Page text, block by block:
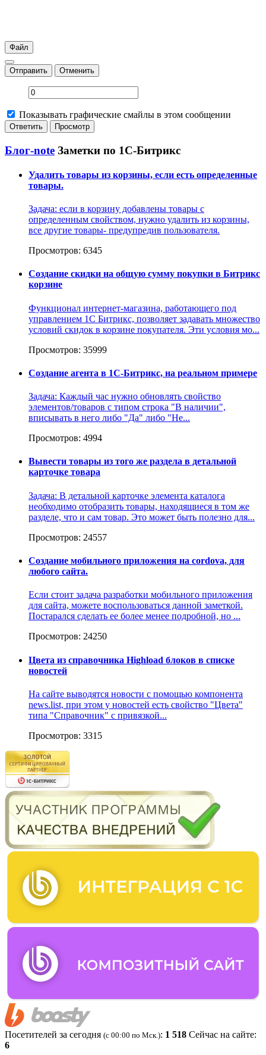
Файл
Отправить Отменить
Показывать графические смайлы в этом сообщении
Блог-note Заметки по 1С-Битрикс
Удалить товары из корзины, если есть определенные
товары.
Задача: если в корзину добавлены товары с
определенным свойством, нужно удалить из корзины,
все другие товары- предупредив пользователя.
Просмотров: 6345
Создание скидки на общую сумму покупки в Битрикс
корзине
Функционал интернет-магазина, работающего под
управлением 1С Битрикс, позволяет задавать множество
условий скидок в корзине покупателя. Эти условия мо...
Просмотров: 35999
Создание агента в 1С-Битрикс, на реальном примере
Задача: Каждый час нужно обновлять свойство
элементов/товаров с типом строка "В наличии",
вписывать в него либо "Да" либо "Не...
Просмотров: 4994
Вывести товары из того же раздела в детальной
карточке товара
Задача: В детальной карточке элемента каталога
необходимо отобразить товары, находящиеся в том же
разделе, что и сам товар. Это может быть полезно для...
Просмотров: 24557
Создание мобильного приложения на cordova, для
любого сайта.
Если стоит задача разработки мобильного приложения
для сайта, можете воспользоваться данной заметкой.
Постарался сделать ее более менее подробной, но ...
Просмотров: 24250
Цвета из справочника Highload блоков в списке
новостей
На сайте выводятся новости с помощью компонента
news.list, при этом у новостей есть свойство "Цвета"
типа "Cправочник" с привязкой...
Просмотров: 3315
Посетителей за сегодня (c 00:00 по Мск.): 1 518 Сейчас на сайте:
6